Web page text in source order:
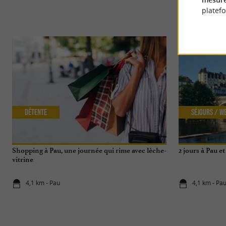
Shopping à Pau, une journée qui rime avec lèche-
vitrine
4,1 km - Pau
Détente
2 jours à Pau
4,1 km - Pau
Séjours /